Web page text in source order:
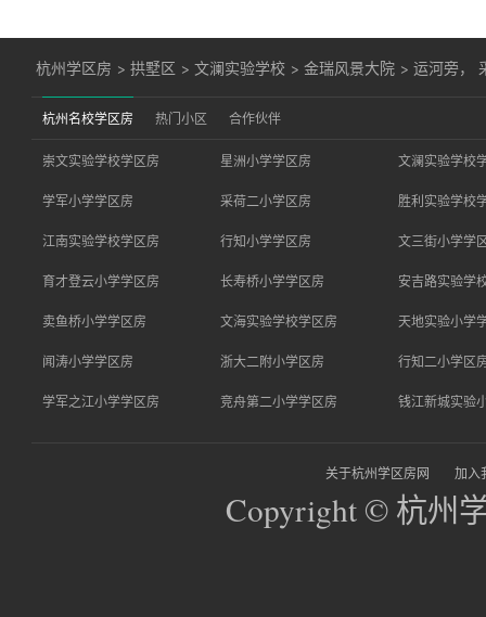
杭州学区房 >拱墅区 >文澜实验学校 >金瑞风景大院 >运河旁，
杭州名校学区房 热门小区 合作伙伴
崇文实验学校学区房 星洲小学学区房 文澜实验学校
学军小学学区房 采荷二小学区房 胜利实验学校
江南实验学校学区房 行知小学学区房 文三街小学学
育才登云小学学区房 长寿桥小学学区房 安吉路实验学
卖鱼桥小学学区房 文海实验学校学区房 天地实验小学
闻涛小学学区房 浙大二附小学区房 行知二小学区
学军之江小学学区房 竞舟第二小学学区房 钱江新城实验
关于杭州学区房网 加入
Copyright © 杭州